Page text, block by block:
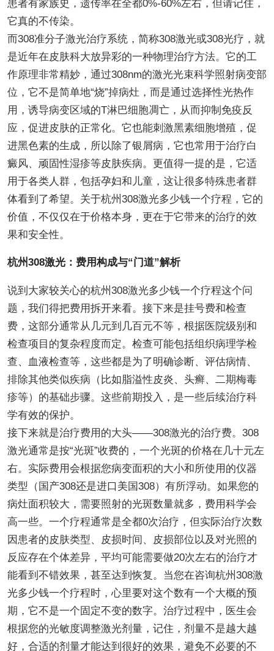
患者有家族史，遗传率在全都0%-60%左右，但请记住，
它真的不传染。
而308准分子激光治疗系统，简称308激光或308光疗，就
是近年在皮肤科大放异彩的一种物理治疗方法。它的工
作原理非常精妙，通过308nm的激光光束科学照射病变部
位，它不是简单地“烧”掉病灶，而是通过选择性光热作
用，诱导病变区域的T淋巴细胞凋亡，从而抑制免疫反
应，促进皮肤的正常化。它也能刺激黑素细胞增殖，促
进黑色素的生成，所以除了银屑病，它也常用于治疗白
癜风、顽固性湿疹等皮肤疾病。更值得一提的是，它适
用于各类人群，包括孕妇和儿童，这让很多特殊患者群
体看到了希望。关于杭州308激光多少钱一个疗程，它的
价值，不仅仅在于价格本身，更在于它带来的治疗的效
果和安全性。
杭州308激光：费用构成与“门道”解析
说到大家较关心的杭州308激光多少钱一个疗程这个问
题，我们得把费用拆开来看。接下来是挂号费和检查
费，这部分通常从几元到几百元不等，根据医院级别和
检查项目的复杂程度而定。检查可能包括组织病理学检
查、血液检查等，这些都是为了明确诊断、评估病情、
排除其他类似疾病（比如脂溢性皮炎、头癣、二期梅毒
疹等）的基础步骤。这些前期投入，是一些后续治疗科
学有效的保护。
接下来就是治疗费用的大头——308激光的治疗费。308
激光通常是按“光斑”收费的，一个光斑的价格在几十元左
右。实际费用会根据您病变面积的大小和所使用的仪器
类型（国产308还是进口美国308）有所浮动。如果您的
病灶面积较大，需要照射的光斑数量就多，费用科学会
高一些。一个疗程通常是全都0次治疗，但实际治疗次数
因患者的皮肤类型、皮损时间、皮损部位以及对光照的
反应存在个体差异，平均可能需要做20次左右的治疗才
能看到不错效果，甚至达到恢复。当您在咨询杭州308激
光多少钱一个疗程时，心里要对这个数有一个大概的预
期，它不是一个固定不变的数字。治疗过程中，医生会
根据您的光敏度调整激光剂量，记住，剂量不是越大越
好，合适的剂量才能达到很好的效果，避免不必要的不